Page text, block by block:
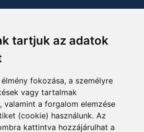
tartjuk az adatok
fokozása, a személyre
vagy tartalmak
valamint a forgalom elemzése
(cookie) használunk. Az
kattintva hozzájárulhat a